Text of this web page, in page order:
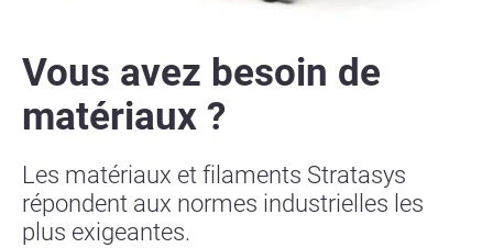
Vous avez besoin de
matériaux ?
Les matériaux et filaments Stratasys
répondent aux normes industrielles les
plus exigeantes.